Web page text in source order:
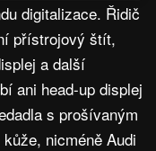
digitalizace. Řidič
přístrojový štít,
a další
ani head-up displej
s prošívaným
nicméně Audi